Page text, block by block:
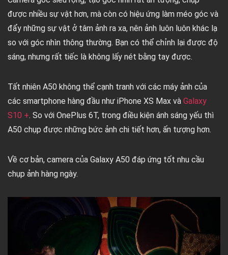
được nhiều sự vật hơn, mà còn có hiệu ứng làm méo góc và
đẩy những sự vật ở tâm ảnh ra xa, nên ảnh luôn luôn khác lạ
so với góc nhìn thông thường. Bạn có thể chỉnh lại được độ
sáng, nhưng rất tiếc là không lấy nét bằng tay được.
Tất nhiên A50 không thể cạnh tranh với các máy ảnh của
các smartphone hàng đầu như iPhone XS Max và Galaxy
S10 +. So với OnePlus 6T, trong điều kiện ánh sáng yếu thì
A50 chụp được những bức ảnh chi tiết hơn, ấn tượng hơn.
Về cơ bản, camera của Galaxy A50 đáp ứng tốt nhu cầu
chụp ảnh hàng ngày.